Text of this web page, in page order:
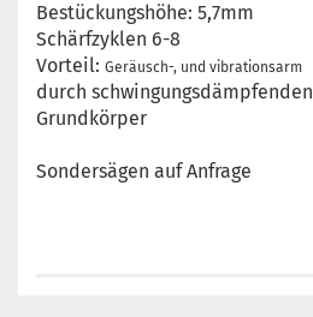
Bestückungshöhe: 5,7mm
Schärfzyklen 6-8
Vorteil: Geräusch-, und vibrationsarm
durch schwingungsdämpfenden
Grundkörper
Sondersägen auf Anfrage